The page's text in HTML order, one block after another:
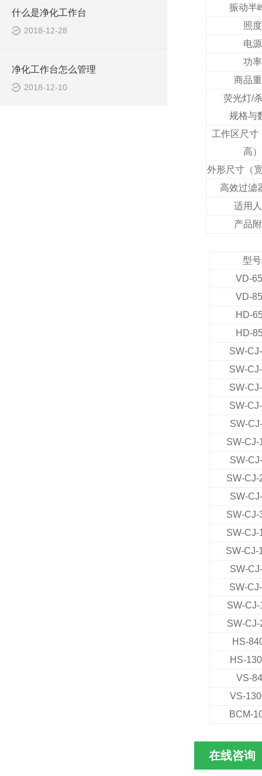
什么是净化工作台
2018-12-28
净化工作台怎么管理
2018-12-10
振动半
照度
电源
功率
商品
荧光灯/
规格与
工作区尺寸
高）
外形尺寸（
高效过滤
适用
产品
型号
VD-
VD-
HD-
HD-
SW-
SW-
SW-
SW-
SW-
SW-CJ-
SW-
SW-CJ-
SW-
SW-CJ-
SW-CJ-
SW-CJ-
SW-
SW-
SW-CJ-
SW-CJ-
HS-
HS-
VS-
VS-
BCM-
在线咨询